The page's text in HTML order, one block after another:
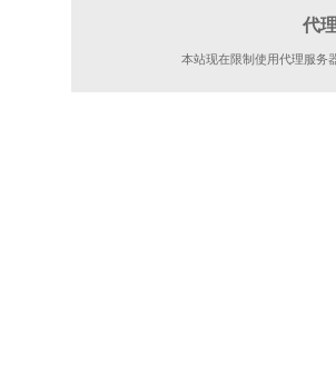
代
本站现在限制使用代理服务